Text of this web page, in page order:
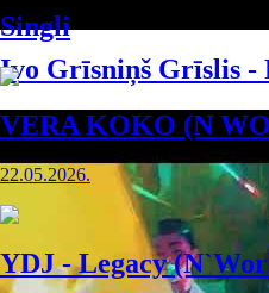
Singli
VERA KOKO (N
22.05.2026.
YDJ - Legacy
Ivo Grīsniņš Grīslis -